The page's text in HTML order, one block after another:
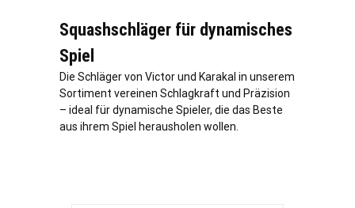
Squashschläger für dynamisches
Spiel
Die Schläger von Victor und Karakal in unserem
Sortiment vereinen Schlagkraft und Präzision
– ideal für dynamische Spieler, die das Beste
aus ihrem Spiel herausholen wollen.